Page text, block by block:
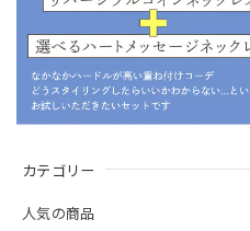
カテゴリー
人気の商品